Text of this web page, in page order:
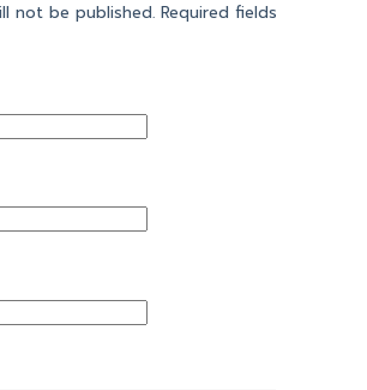
not be published. Required fields